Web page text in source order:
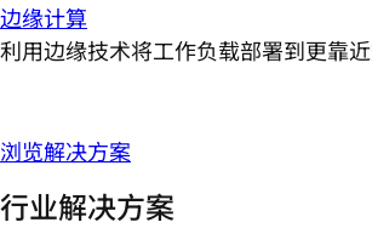
边缘计算
利用边缘技术将工作负载部署到更靠近
浏览解决方案
行业解决方案